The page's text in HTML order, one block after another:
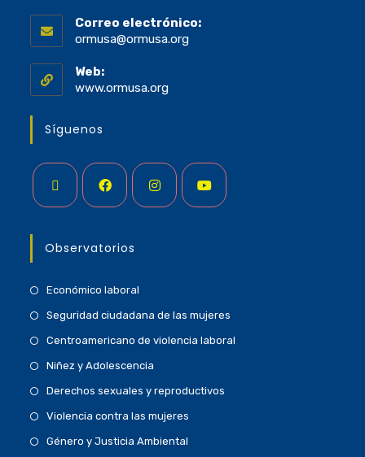
Correo electrónico:
ormusa@ormusa.org
Web:
www.ormusa.org
Síguenos
Observatorios
Económico laboral
Seguridad ciudadana de las mujeres
Centroamericano de violencia laboral
Niñez y Adolescencia
Derechos sexuales y reproductivos
Violencia contra las mujeres
Género y Justicia Ambiental